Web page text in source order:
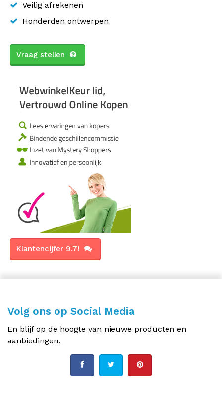
Veilig afrekenen
Honderden ontwerpen
Vraag stellen
Klantencijfer 9.7!
Volg ons op Social Media
En blijf op de hoogte van nieuwe producten en
aanbiedingen.